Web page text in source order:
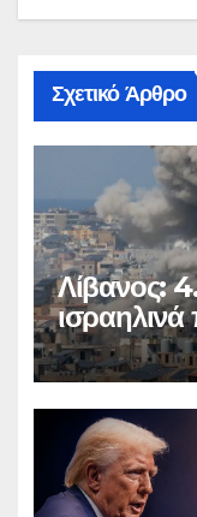
Σχετικό Άρθρο
Λίβανος: